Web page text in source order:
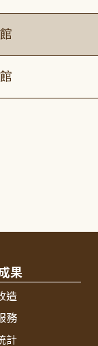
果
造
務
計